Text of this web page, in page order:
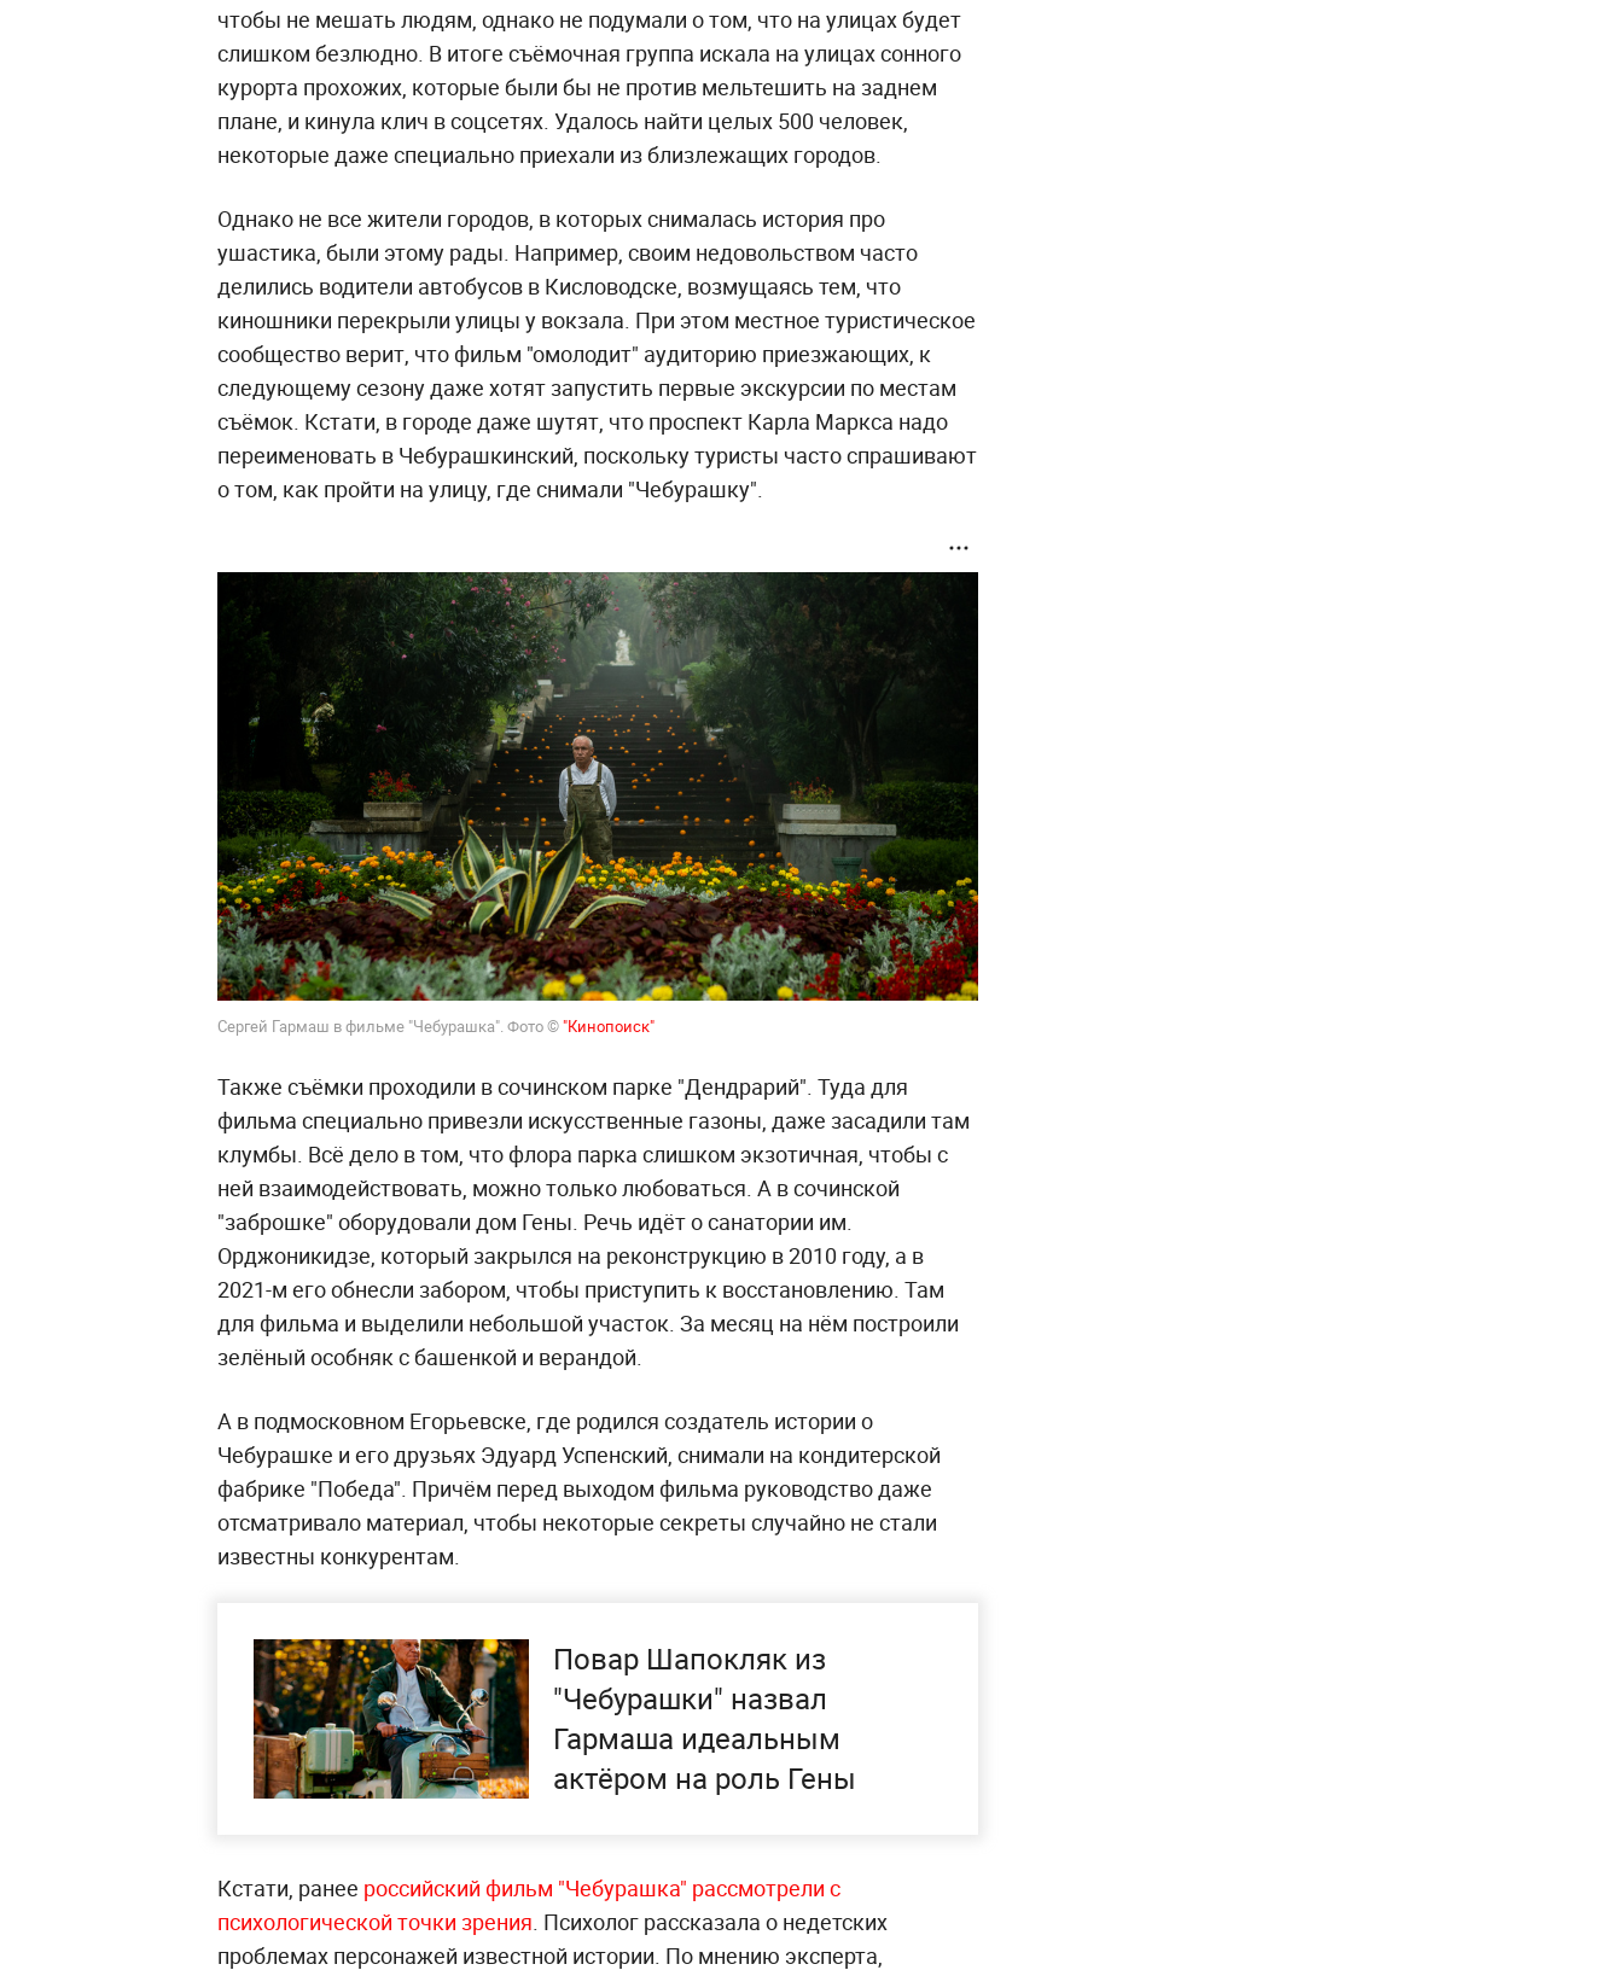
чтобы не мешать людям, однако не подумали о том, что на улицах будет
слишком безлюдно. В итоге съёмочная группа искала на улицах сонного
курорта прохожих, которые были бы не против мельтешить на заднем
плане, и кинула клич в соцсетях. Удалось найти целых 500 человек,
некоторые даже специально приехали из близлежащих городов.
Однако не все жители городов, в которых снималась история про
ушастика, были этому рады. Например, своим недовольством часто
делились водители автобусов в Кисловодске, возмущаясь тем, что
киношники перекрыли улицы у вокзала. При этом местное туристическое
сообщество верит, что фильм "омолодит" аудиторию приезжающих, к
следующему сезону даже хотят запустить первые экскурсии по местам
съёмок. Кстати, в городе даже шутят, что проспект Карла Маркса надо
переименовать в Чебурашкинский, поскольку туристы часто спрашивают
о том, как пройти на улицу, где снимали "Чебурашку".
Сергей Гармаш в фильме "Чебурашка". Фото ©"Кинопоиск"
Также съёмки проходили в сочинском парке "Дендрарий". Туда для
фильма специально привезли искусственные газоны, даже засадили там
клумбы. Всё дело в том, что флора парка слишком экзотичная, чтобы с
ней взаимодействовать, можно только любоваться. А в сочинской
"заброшке" оборудовали дом Гены. Речь идёт о санатории им.
Орджоникидзе, который закрылся на реконструкцию в 2010 году, а в
2021-м его обнесли забором, чтобы приступить к восстановлению. Там
для фильма и выделили небольшой участок. За месяц на нём построили
зелёный особняк с башенкой и верандой.
А в подмосковном Егорьевске, где родился создатель истории о
Чебурашке и его друзьях Эдуард Успенский, снимали на кондитерской
фабрике "Победа". Причём перед выходом фильма руководство даже
отсматривало материал, чтобы некоторые секреты случайно не стали
известны конкурентам.
Повар Шапокляк из
"Чебурашки" назвал
Гармаша идеальным
актёром на роль Гены
Кстати, ранее российский фильм "Чебурашка" рассмотрели с
психологической точки зрения . Психолог рассказала о недетских
проблемах персонажей известной истории. По мнению эксперта,